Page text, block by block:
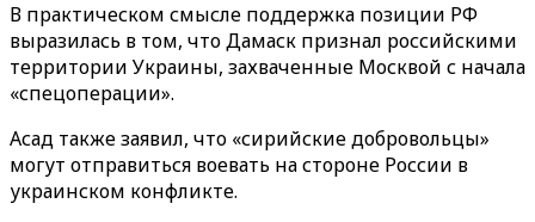
В практическом смысле поддержка позиции РФ
выразилась в том, что Дамаск признал российскими
территории Украины, захваченные Москвой с начала
«‎спецоперации»‎.
Асад также заявил, что «сирийские добровольцы»
могут отправиться воевать на стороне России в
украинском конфликте.